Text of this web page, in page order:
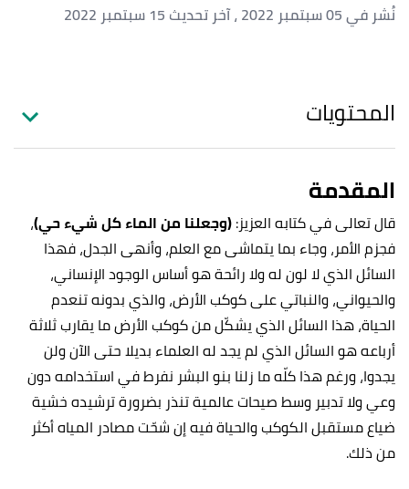
نُشر في 05 سبتمبر 2022
، آخر تحديث 15 سبتمبر 2022
المحتويات
المقدمة
قال تعالى في كتابه العزيز:(وجعلنا من الماء كل شيء حي)،
فجزم الأمر، وجاء بما يتماشى مع العلم، وأنهى الجدل، فهذا
السائل الذي لا لون له ولا رائحة هو أساس الوجود الإنساني،
والحيواني، والنباتي على كوكب الأرض، والذي بدونه تنعدم
الحياة، هذا السائل الذي يشكّل من كوكب الأرض ما يقارب ثلاثة
أرباعه هو السائل الذي لم يجد له العلماء بديلا حتى الآن ولن
يجدوا، ورغم هذا كلّه ما زلنا بنو البشر نفرط في استخدامه دون
وعي ولا تدبير وسط صيحات عالمية تنذر بضرورة ترشيده خشية
ضياع مستقبل الكوكب والحياة فيه إن شحّت مصادر المياه أكثر
من ذلك.